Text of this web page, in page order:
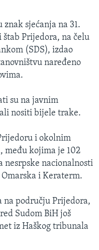
sjećanja na 31.
štab Prijedora, na čelu
(SDS), izdao
naređeno
su na javnim
nositi bijele trake.
i okolnim
među kojima je 102
nesrpske nacionalnosti
i Keraterm.
na području Prijedora,
Sudom BiH još
iz Haškog tribunala